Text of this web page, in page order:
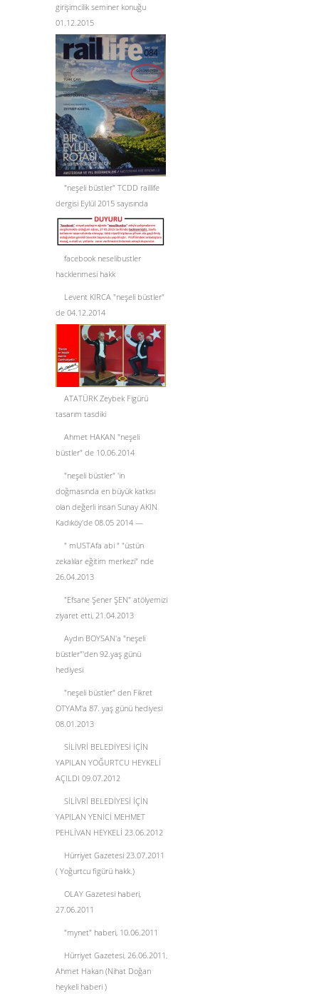
girişimcilik seminer konuğu
01.12.2015
"neşeli büstler" TCDD raillife
dergisi Eylül 2015 sayısında
facebook neselibustler
hacklenmesi hakk
Levent KIRCA "neşeli büstler"
de 04.12.2014
ATATÜRK Zeybek Figürü
tasarım tasdiki
Ahmet HAKAN "neşeli
büstler" de 10.06.2014
"neşeli büstler" 'in
doğmasında en büyük katkısı
olan değerli insan Sunay AKIN
Kadıköy'de 08.05 2014 —
" mUSTAfa abi " "üstün
zekalılar eğitim merkezi" nde
26.04.2013
"Efsane Şener ŞEN" atölyemizi
ziyaret etti, 21.04.2013
Aydın BOYSAN'a "neşeli
büstler"'den 92.yaş günü
hediyesi
"neşeli büstler" den Fikret
OTYAM'a 87. yaş günü hediyesi
08.01.2013
SİLİVRİ BELEDİYESİ İÇİN
YAPILAN YOĞURTCU HEYKELİ
AÇILDI 09.07.2012
SİLİVRİ BELEDİYESİ İÇİN
YAPILAN YENİCİ MEHMET
PEHLİVAN HEYKELİ 23.06.2012
Hürriyet Gazetesi 23.07.2011
( Yoğurtcu figürü hakk.)
OLAY Gazetesi haberi,
27.06.2011
"mynet" haberi, 10.06.2011
Hürriyet Gazetesi, 26.06.2011,
Ahmet Hakan (Nihat Doğan
heykeli haberi )